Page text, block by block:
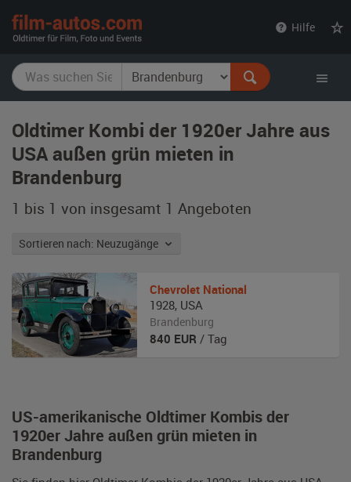
Hilfe
Oldtimer Kombi der 1920er Jahre aus
USA außen grün mieten in
Brandenburg
1 bis 1 von insgesamt 1 Angeboten
Sortieren nach: Neuzugänge
US-amerikanische Oldtimer Kombis der
1920er Jahre außen grün mieten in
Brandenburg
Chevrolet National
1928, USA
Brandenburg
840 EUR / Tag